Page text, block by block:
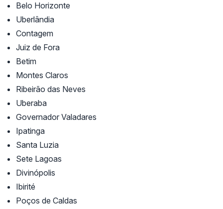
Belo Horizonte
Uberlândia
Contagem
Juiz de Fora
Betim
Montes Claros
Ribeirão das Neves
Uberaba
Governador Valadares
Ipatinga
Santa Luzia
Sete Lagoas
Divinópolis
Ibirité
Poços de Caldas